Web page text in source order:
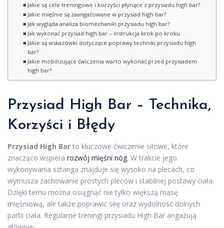
Jakie są cele treningowe i korzyści płynące z przysiadu high bar?
Jakie mięśnie są zaangażowane w przysiad high bar?
Jak wygląda analiza biomechaniki przysiadu high bar?
Jak wykonać przysiad high bar – instrukcja krok po kroku
Jakie są wskazówki dotyczące poprawy techniki przysiadu high
bar?
Jakie mobilizujące ćwiczenia warto wykonać przed przysiadem
high bar?
Przysiad High Bar – Technika,
Korzyści i Błędy
Przysiad High Bar to kluczowe ćwiczenie siłowe, które
znacząco wspiera rozwój mięśni nóg. W trakcie jego
wykonywania sztanga znajduje się wysoko na plecach, co
wymusza zachowanie prostych pleców i stabilnej postawy ciała.
Dzięki temu można osiągnąć nie tylko większą masę
mięśniową, ale także poprawić siłę oraz wydolność dolnych
partii ciała. Regularne treningi przysiadu High Bar angażują